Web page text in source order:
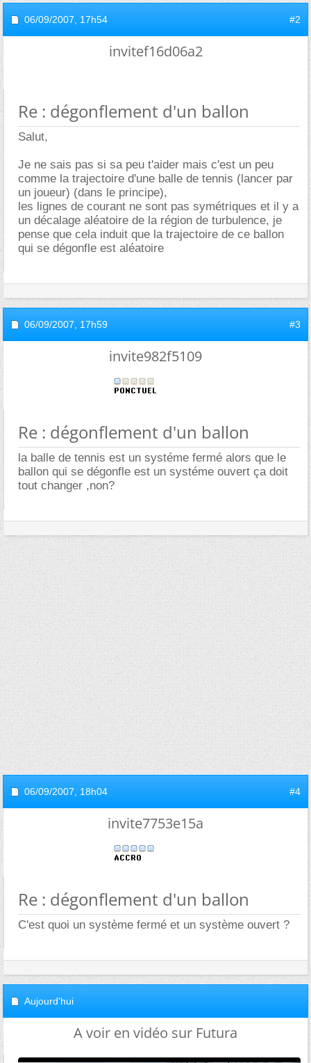
06/09/2007, 17h54 #2
invitef16d06a2
Re : dégonflement d'un ballon
Salut,
Je ne sais pas si sa peu t'aider mais c'est un peu
comme la trajectoire d'une balle de tennis (lancer par
un joueur) (dans le principe),
les lignes de courant ne sont pas symétriques et il y a
un décalage aléatoire de la région de turbulence, je
pense que cela induit que la trajectoire de ce ballon
qui se dégonfle est aléatoire
06/09/2007, 17h59 #3
invite982f5109
Re : dégonflement d'un ballon
la balle de tennis est un systéme fermé alors que le
ballon qui se dégonfle est un systéme ouvert ça doit
tout changer ,non?
06/09/2007, 18h04 #4
invite7753e15a
Re : dégonflement d'un ballon
C'est quoi un système fermé et un système ouvert ?
Aujourd'hui
A voir en vidéo sur Futura